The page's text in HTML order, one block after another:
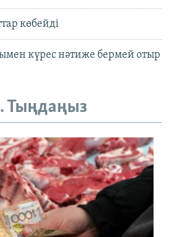
көбейді
күрес нәтиже бермей отыр
Тыңдаңыз